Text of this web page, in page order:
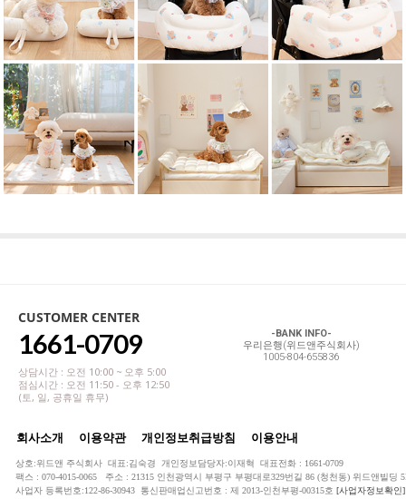
CUSTOMER CENTER
1661-0709
상담시간 : 오전 10:00 ~ 오후 5:00
점심시간 : 오전 11:50 - 오후 12:50
(토, 일, 공휴일 휴무)
-BANK INFO-
우리은행(위드앤주식회사)
1005-804-655836
회사소개 이용약관 개인정보취급방침 이용안내
상호:위드앤 주식회사 대표:김숙경 개인정보담당자:이재혁 대표전화 : 1661-0709
팩스 : 070-4015-0065 주소 : 21315 인천광역시 부평구 부평대로329번길 86 (청천동) 위드앤빌딩
사업자 등록번호:122-86-30943 통신판매업신고번호 : 제 2013-인천부평-00315호 [사업자정보확인]